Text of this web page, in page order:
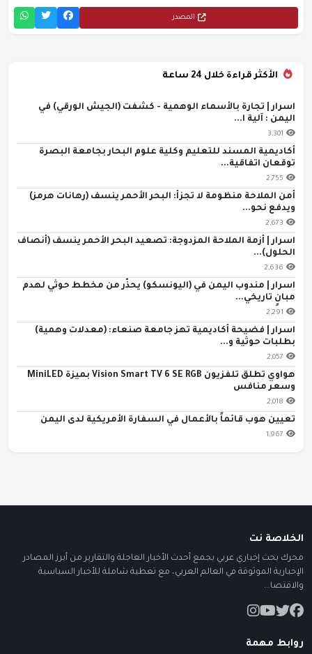
المصدر
الأكثر قراءة خلال 24 ساعة
اسرار | تجارة بالأسماء الوهمية - كشفت (الجيش الورقي) في
اليمن : آلية ا...
3,301
أكاديمية المسند للتعليم وكلية علوم البحار بجامعة البصرة
توقعان اتفاقية...
2,755
أمن الملاحة منظومة لا تجزأ: البحر الأحمر ينسف (رهانات هرمز)
ويدفع نحو...
2,673
اسرار | أزمة الملاحة المزدوجة: تصعيد البحر الأحمر ينسف (أنصاف
الحلول)...
2,636
اسرار | مندوب اليمن في (اليونسكو) يحذّر من مخطط حوثي لهدم
مبانٍ تاريخي...
2,291
اسرار | فضيحة أكاديمية تهز جامعة صنعاء: (معدلات وهمية)
بطلبات حوثية و...
2,057
هواوي تطلق تلفزيون Vision Smart TV 6 SE RGB بميزة MiniLED
وسعر منافس
2,018
تعيين هوب قائماً بالأعمال في السفارة الأمريكية لدى اليمن
1,967
الخلاصة نت
محرك بحث إخباري عربي يجمع أحدث الأخبار العاجلة والتقارير من أبرز المصادر
الإخبارية الموثوقة في العالم العربي، مع تغطية شاملة للأخبار السياسية
والاقتصا...
روابط مهمة